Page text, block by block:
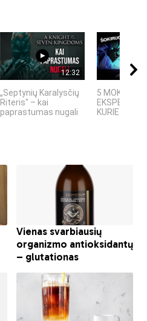
12:32
„Septynių Karalysčių
Riteris" – kai
paprastumas nugali
5 MOKSLINIAI
KURIE